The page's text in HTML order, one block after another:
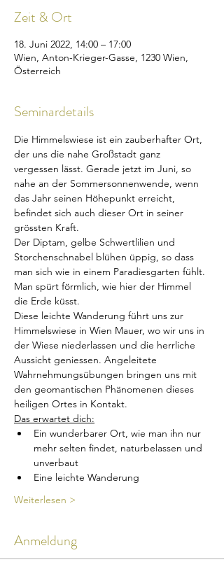
Zeit & Ort
18. Juni 2022, 14:00 – 17:00
Wien, Anton-Krieger-Gasse, 1230 Wien,
Österreich
Seminardetails
Die Himmelswiese ist ein zauberhafter Ort,
der uns die nahe Großstadt ganz
vergessen lässt. Gerade jetzt im Juni, so
nahe an der Sommersonnenwende, wenn
das Jahr seinen Höhepunkt erreicht,
befindet sich auch dieser Ort in seiner
grössten Kraft.
Der Diptam, gelbe Schwertlilien und
Storchenschnabel blühen üppig, so dass
man sich wie in einem Paradiesgarten fühlt.
Man spürt förmlich, wie hier der Himmel
die Erde küsst.
Diese leichte Wanderung führt uns zur
Himmelswiese in Wien Mauer, wo wir uns in
der Wiese niederlassen und die herrliche
Aussicht geniessen. Angeleitete
Wahrnehmungsübungen bringen uns mit
den geomantischen Phänomenen dieses
heiligen Ortes in Kontakt.
Das erwartet dich:
Ein wunderbarer Ort, wie man ihn nur
mehr selten findet, naturbelassen und
unverbaut
Eine leichte Wanderung
Weiterlesen >
Anmeldung